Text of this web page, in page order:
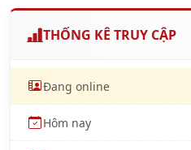
THỐNG KÊ TRUY CẬP
Đang online
Hôm nay